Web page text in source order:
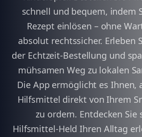
schnell und bequem, indem
Rezept einlösen – ohne
absolut rechtssicher. Erleben
der Echtzeit-Bestellung und
mühsamen Weg zu lokalen
Die App ermöglicht es Ihnen,
Hilfsmittel direkt von Ihrem
zu ordern. Entdecken Sie
Hilfsmittel-Held Ihren Alltag